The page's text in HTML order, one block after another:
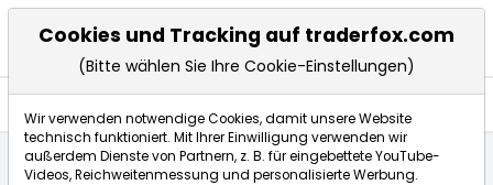
Cookies und Tracking auf traderfox.com
(Bitte wählen Sie Ihre Cookie-Einstellungen)
Wir verwenden notwendige Cookies, damit unsere Website
technisch funktioniert. Mit Ihrer Einwilligung verwenden wir
außerdem Dienste von Partnern, z. B. für eingebettete YouTube-
Videos, Reichweitenmessung und personalisierte Werbung.